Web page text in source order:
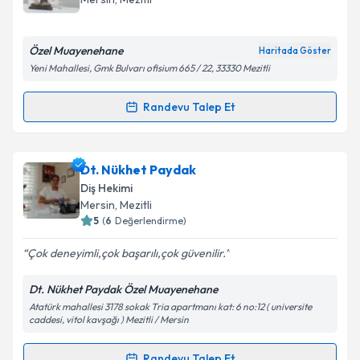
Kişisel verilerimin işlenmesine ilişkin
Metni'ni okudum ve kişisel verilerimin belirtilen
Takvim Talebini Gönder
Özel Muayenehane Haritada Göster
Yeni Mahallesi, Gmk Bulvarı ofisium 665 / 22, 33330 Mezitli
Randevu Talep Et
Randevu Takvimi Talebi
Dt. Mustafa İsmailoğluiçin randevu takvimi talebi
oluşturun. Size bu uzmandan randevu almanız için bir
takvim hazırlandığında e-posta ile bilgilendireceğiz.
Kişisel verilerimin işlenmesine ilişkinAydınlatma
Metni'ni okudum ve kişisel verilerimin belirtilen
kapsamda işlenmesini kabul ediyorum.
Dt. Nükhet Paydak
Diş Hekimi
Mersin, Mezitli
5 (6 Değerlendirme)
Çok deneyimli,çok başarılı,çok güvenilir.
Dt. Nükhet Paydak Özel Muayenehane
Atatürk mahallesi 3178 sokak Tria apartmanı kat: 6 no:12 ( universite
caddesi, vitol kavşağı ) Mezitli / Mersin